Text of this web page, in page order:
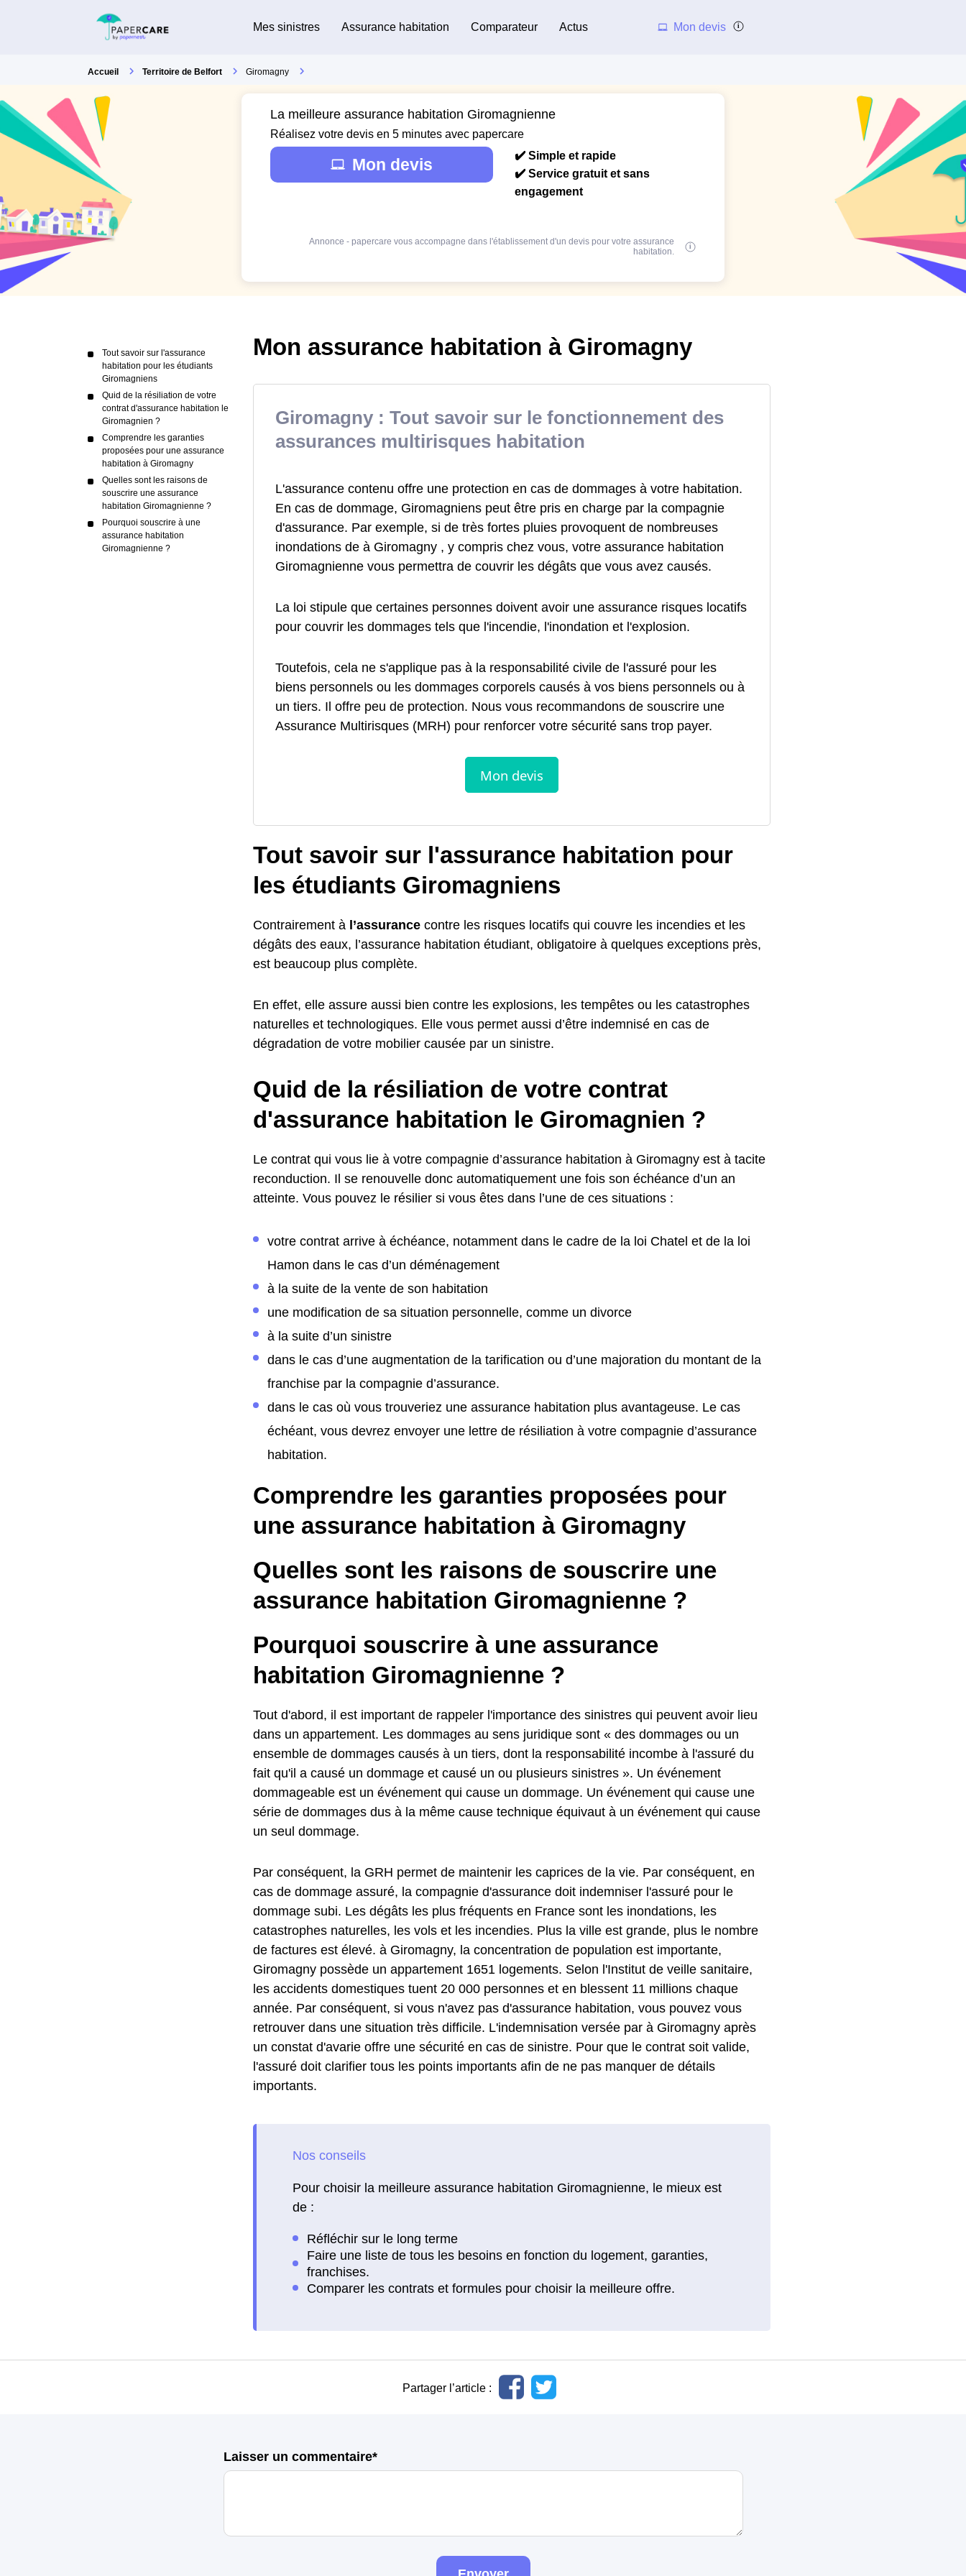
Mes sinistres Assurance habitation Comparateur Actus Mon devis
Accueil Territoire de Belfort Giromagny
La meilleure assurance habitation Giromagnienne
Réalisez votre devis en 5 minutes avec papercare
Mon devis
✔️ Simple et rapide
✔️ Service gratuit et sans
engagement
Annonce - papercare vous accompagne dans l'établissement d'un devis pour votre assurance
habitation.
Tout savoir sur l'assurance
habitation pour les étudiants
Giromagniens
Quid de la résiliation de votre
contrat d'assurance habitation le
Giromagnien ?
Comprendre les garanties
proposées pour une assurance
habitation à Giromagny
Quelles sont les raisons de
souscrire une assurance
habitation Giromagnienne ?
Pourquoi souscrire à une
assurance habitation
Giromagnienne ?
Mon assurance habitation à Giromagny
Giromagny : Tout savoir sur le fonctionnement des
assurances multirisques habitation
L'assurance contenu offre une protection en cas de dommages à votre habitation.
En cas de dommage, Giromagniens peut être pris en charge par la compagnie
d'assurance. Par exemple, si de très fortes pluies provoquent de nombreuses
inondations de à Giromagny , y compris chez vous, votre assurance habitation
Giromagnienne vous permettra de couvrir les dégâts que vous avez causés.
La loi stipule que certaines personnes doivent avoir une assurance risques locatifs
pour couvrir les dommages tels que l'incendie, l'inondation et l'explosion.
Toutefois, cela ne s'applique pas à la responsabilité civile de l'assuré pour les
biens personnels ou les dommages corporels causés à vos biens personnels ou à
un tiers. Il offre peu de protection. Nous vous recommandons de souscrire une
Assurance Multirisques (MRH) pour renforcer votre sécurité sans trop payer.
Tout savoir sur l'assurance habitation pour
les étudiants Giromagniens
Contrairement à l’assurance contre les risques locatifs qui couvre les incendies et les
dégâts des eaux, l’assurance habitation étudiant, obligatoire à quelques exceptions près,
est beaucoup plus complète.
En effet, elle assure aussi bien contre les explosions, les tempêtes ou les catastrophes
naturelles et technologiques. Elle vous permet aussi d’être indemnisé en cas de
dégradation de votre mobilier causée par un sinistre.
Quid de la résiliation de votre contrat
d'assurance habitation le Giromagnien ?
Le contrat qui vous lie à votre compagnie d’assurance habitation à Giromagny est à tacite
reconduction. Il se renouvelle donc automatiquement une fois son échéance d’un an
atteinte. Vous pouvez le résilier si vous êtes dans l’une de ces situations :
votre contrat arrive à échéance, notamment dans le cadre de la loi Chatel et de la loi
Hamon dans le cas d’un déménagement
à la suite de la vente de son habitation
une modification de sa situation personnelle, comme un divorce
à la suite d’un sinistre
dans le cas d’une augmentation de la tarification ou d’une majoration du montant de la
franchise par la compagnie d’assurance.
dans le cas où vous trouveriez une assurance habitation plus avantageuse. Le cas
échéant, vous devrez envoyer une lettre de résiliation à votre compagnie d’assurance
habitation.
Comprendre les garanties proposées pour
une assurance habitation à Giromagny
Quelles sont les raisons de souscrire une
assurance habitation Giromagnienne ?
Pourquoi souscrire à une assurance
habitation Giromagnienne ?
Tout d'abord, il est important de rappeler l'importance des sinistres qui peuvent avoir lieu
dans un appartement. Les dommages au sens juridique sont « des dommages ou un
ensemble de dommages causés à un tiers, dont la responsabilité incombe à l'assuré du
fait qu'il a causé un dommage et causé un ou plusieurs sinistres ». Un événement
dommageable est un événement qui cause un dommage. Un événement qui cause une
série de dommages dus à la même cause technique équivaut à un événement qui cause
un seul dommage.
Par conséquent, la GRH permet de maintenir les caprices de la vie. Par conséquent, en
cas de dommage assuré, la compagnie d'assurance doit indemniser l'assuré pour le
dommage subi. Les dégâts les plus fréquents en France sont les inondations, les
catastrophes naturelles, les vols et les incendies. Plus la ville est grande, plus le nombre
de factures est élevé. à Giromagny, la concentration de population est importante,
Giromagny possède un appartement 1651 logements. Selon l'Institut de veille sanitaire,
les accidents domestiques tuent 20 000 personnes et en blessent 11 millions chaque
année. Par conséquent, si vous n'avez pas d'assurance habitation, vous pouvez vous
retrouver dans une situation très difficile. L'indemnisation versée par à Giromagny après
un constat d'avarie offre une sécurité en cas de sinistre. Pour que le contrat soit valide,
l'assuré doit clarifier tous les points importants afin de ne pas manquer de détails
importants.
Pour choisir la meilleure assurance habitation Giromagnienne, le mieux est
de :
Partager l’article :
Laisser un commentaire*